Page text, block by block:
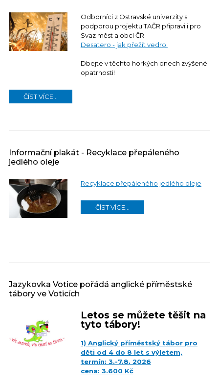
Odborníci z Ostravské univerzity s
podporou projektu TAČR připravili pro
Svaz měst a obcí ČR
Desatero - jak přežít vedro.
Dbejte v těchto horkých dnech zvýšené
opatrnosti!
ČÍST VÍCE...
Informační plakát - Recyklace přepáleného
jedlého oleje
Recyklace přepáleného jedlého oleje
ČÍST VÍCE...
Jazykovka Votice pořádá anglické příměstské
tábory ve Voticích
Letos se můžete těšit na
tyto tábory!
1) Anglický příměstský tábor pro
děti od 4 do 8 let s výletem,
termín: 3.-7.8. 2026
cena: 3.600 Kč